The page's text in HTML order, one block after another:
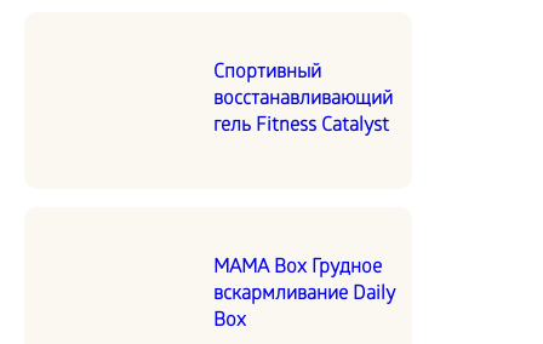
Спортивный
восстанавливающий
гель Fitness Catalyst
MAMA Box Грудное
вскармливание Daily
Box